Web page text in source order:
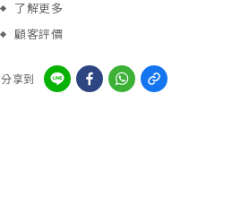
了解更多
顧客評價
分享到